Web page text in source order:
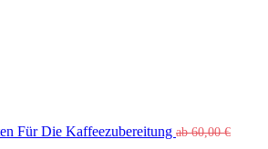
Für Die Kaffeezubereitung ab60,00€